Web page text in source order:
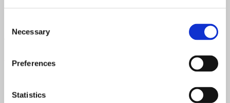
Selection
Necessary
Preferences
Statistics
“Vi kommer igen!!! Alt gik op i en højere enhed – fantastisk
mad, skøn betjening, dejlig stemning, gode vine TAK”– Birgitte